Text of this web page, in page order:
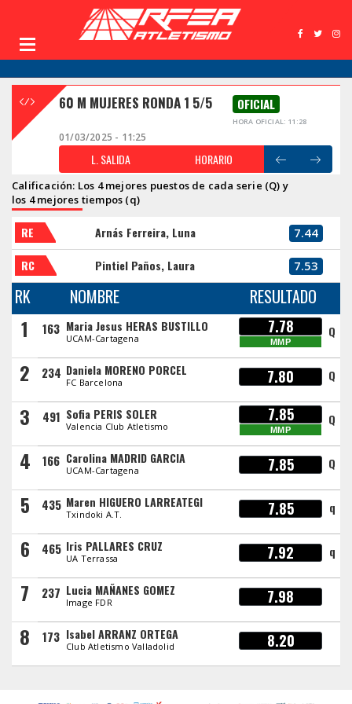
60 M MUJERES RONDA 1 5/5 OFICIAL
HORA OFICIAL: 11:28
01/03/2025 - 11:25
L. SALIDA HORARIO
Calificación: Los 4 mejores puestos de cada serie (Q) y
los 4 mejores tiempos (q)
RE Arnás Ferreira, Luna 7.44
RC Pintiel Paños, Laura 7.53
RK NOMBRE RESULTADO
1 163 Maria Jesus HERAS BUSTILLO
UCAM-Cartagena
7.78
MMP
Q
2 234 Daniela MORENO PORCEL
FC Barcelona 7.80 Q
3 491 Sofia PERIS SOLER
Valencia Club Atletismo
7.85
MMP
Q
4 166 Carolina MADRID GARCIA
UCAM-Cartagena 7.85 Q
5 435 Maren HIGUERO LARREATEGI
Txindoki A.T. 7.85 q
6 465 Iris PALLARES CRUZ
UA Terrassa 7.92 q
7 237 Lucia MAÑANES GOMEZ
Image FDR 7.98
8 173 Isabel ARRANZ ORTEGA
Club Atletismo Valladolid 8.20